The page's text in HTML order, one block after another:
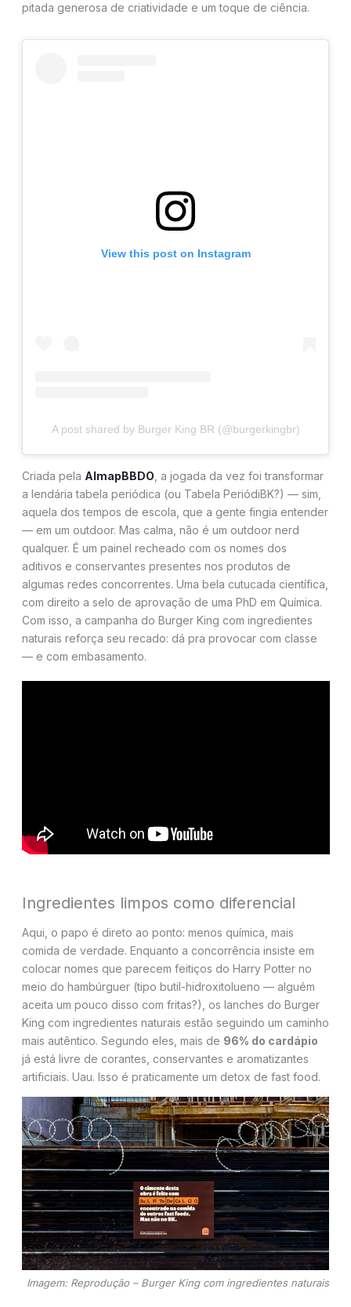
pitada generosa de criatividade e um toque de ciência.
View this post on Instagram
A post shared by Burger King BR (@burgerkingbr)
Criada pela AlmapBBDO , a jogada da vez foi transformar
a lendária tabela periódica (ou Tabela PeriódiBK?) — sim,
aquela dos tempos de escola, que a gente fingia entender
— em um outdoor. Mas calma, não é um outdoor nerd
qualquer. É um painel recheado com os nomes dos
aditivos e conservantes presentes nos produtos de
algumas redes concorrentes. Uma bela cutucada científica,
com direito a selo de aprovação de uma PhD em Química.
Com isso, a campanha do Burger King com ingredientes
naturais reforça seu recado: dá pra provocar com classe
— e com embasamento.
Ingredientes limpos como diferencial
Aqui, o papo é direto ao ponto: menos química, mais
comida de verdade. Enquanto a concorrência insiste em
colocar nomes que parecem feitiços do Harry Potter no
meio do hambúrguer (tipo butil-hidroxitolueno — alguém
aceita um pouco disso com fritas?), os lanches do Burger
King com ingredientes naturais estão seguindo um caminho
mais autêntico. Segundo eles, mais de 96% do cardápio
já está livre de corantes, conservantes e aromatizantes
artificiais. Uau. Isso é praticamente um detox de fast food.
Imagem: Reprodução – Burger King com ingredientes naturais